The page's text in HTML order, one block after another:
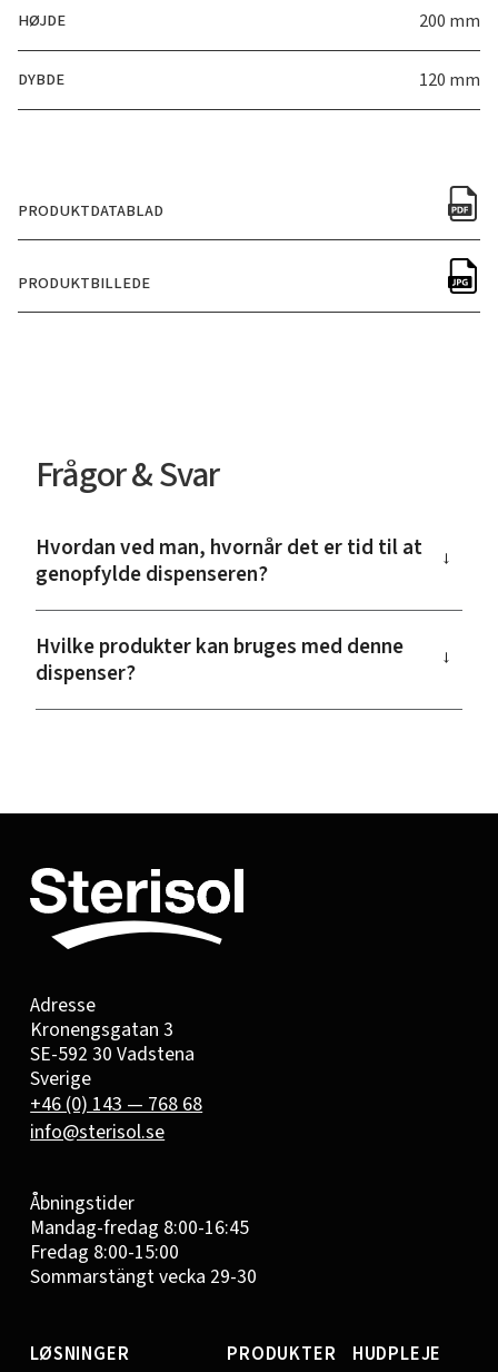
HØJDE 200 mm
DYBDE 120 mm
PRODUKTDATABLAD
PRODUKTBILLEDE
Frågor & Svar
Hvordan ved man, hvornår det er tid til at
genopfylde dispenseren?
→
Hvilke produkter kan bruges med denne
dispenser?
→
Adresse
Kronengsgatan 3
SE-592 30 Vadstena
Sverige
+46 (0) 143 — 768 68
info@sterisol.se
Åbningstider
Mandag-fredag 8:00-16:45
Fredag 8:00-15:00
Sommarstängt vecka 29-30
LØSNINGER PRODUKTER HUDPLEJE